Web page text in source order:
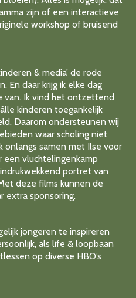
zijn of een interactieve
workshop of bruisend
& media’ de rode
En daar krijg ik elke dag
van. Ik vind het ontzettend
kinderen toegankelijk
Daarom ondersteunen wij
waar scholing niet
onlangs samen met Ilse voor
vluchtelingenkamp
portret van
deze films kunnen de
extra sponsoring.
jongeren te inspireren
als life & loopbaan
op diverse HBO’s